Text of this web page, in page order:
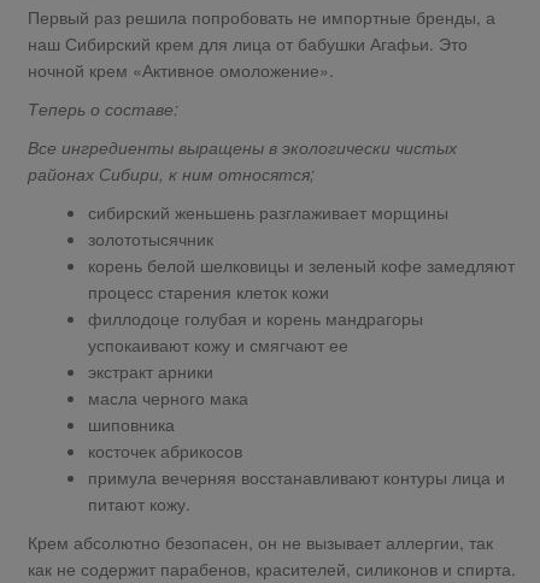
Первый раз решила попробовать не импортные бренды, а
наш Сибирский крем для лица от бабушки Агафьи. Это
ночной крем «Активное омоложение».
Теперь о составе:
Все ингредиенты выращены в экологически чистых
районах Сибири, к ним относятся;
сибирский женьшень разглаживает морщины
золототысячник
корень белой шелковицы и зеленый кофе замедляют
процесс старения клеток кожи
филлодоце голубая и корень мандрагоры
успокаивают кожу и смягчают ее
экстракт арники
масла черного мака
шиповника
косточек абрикосов
примула вечерняя восстанавливают контуры лица и
питают кожу.
Крем абсолютно безопасен, он не вызывает аллергии, так
как не содержит парабенов, красителей, силиконов и спирта.